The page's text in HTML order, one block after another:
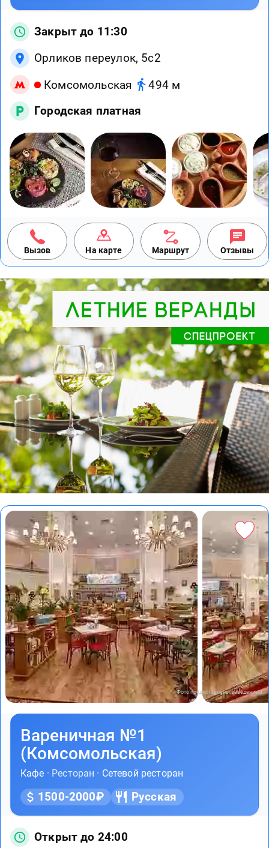
Закрыт до 11:30
Орликов переулок, 5с2
Комсомольская
494 м
Городская платная
Вызов На карте Маршрут Отзывы
Фото предоставлены заведением
Вареничная №1
(Комсомольская)
Кафе · Ресторан · Сетевой ресторан
1500-2000₽ Русская
Открыт до 24:00